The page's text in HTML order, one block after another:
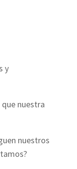
y
nuestra
nuestros